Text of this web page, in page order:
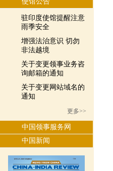
驻印度使馆提醒注意
雨季安全
增强法治意识 切勿
非法越境
关于变更领事业务咨
询邮箱的通知
关于变更网站域名的
通知
更多>>
中国领事服务网
中国新闻